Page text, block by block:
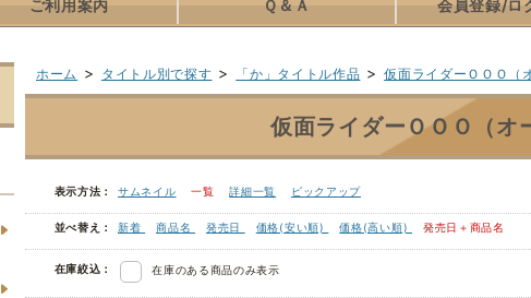
ご利用案内 Ｑ＆Ａ 会員登録/ロ
ホーム > タイトル別で探す > 「か」タイトル作品 > 仮面ライダーＯＯＯ（
仮面ライダーＯＯＯ（オ
表示方法： サムネイル 一覧 詳細一覧 ピックアップ
並べ替え： 新着 商品名 発売日 価格(安い順) 価格(高い順) 発売日＋商品名
在庫絞込： 在庫のある商品のみ表示